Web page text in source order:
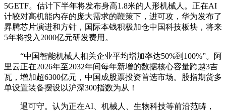
5GETF。估计下半年将发布身高1.8米的人形机械人。正在AI
计较对高机能内存的庞大需求的鞭策下，进可攻，华为发布了
昇腾芯片演进和方针，国际本钱积极加仓中国科技板块，将来
5年将投入2000亿元研发费用。
“中国智能机械人相关企业平均增加率达50%到100%”。阿
里云正在2026年至2032年间每年新增的数据核心容量跨越3吉
瓦，增加超6300亿元，中国成股票投资首选市场。股指期货多
单设置装备摆设以沪深300指数为从！
退可守。认为正在AI、机械人、生物科技等前沿范畴，